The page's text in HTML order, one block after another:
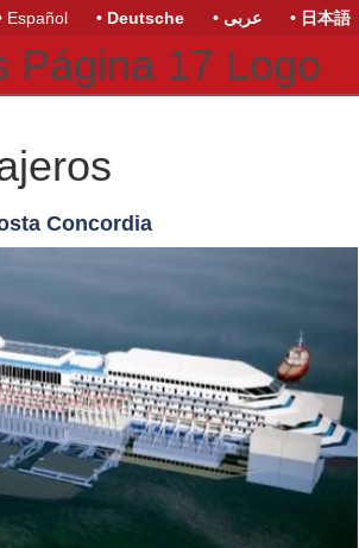
Español • Deutsche • عربى • 日本語
Concordia